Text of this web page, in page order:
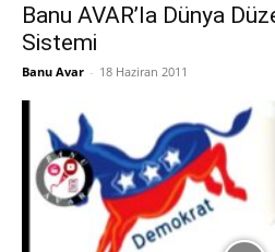
Banu AVAR’la Dünya
Sistemi
Banu Avar - 18 Haziran 2011